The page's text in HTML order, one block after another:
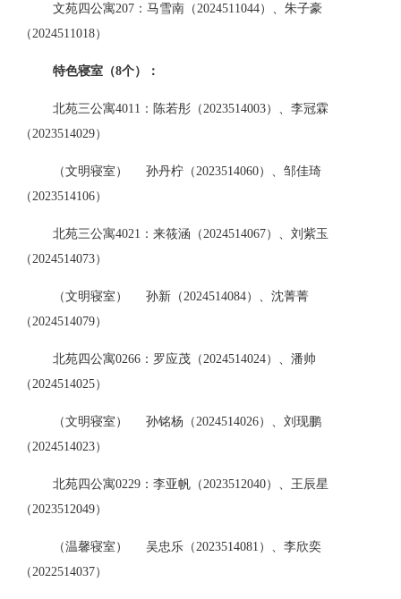
文苑四公寓207：马雪南（2024511044）、朱子豪
（2024511018）
特色寝室（8个）：
北苑三公寓4011：陈若彤（2023514003）、李冠霖
（2023514029）
（文明寝室） 孙丹柠（ 2023514060）、邹佳琦
（2023514106）
北苑三公寓4021：来筱涵（2024514067）、刘紫玉
（2024514073）
（文明寝室） 孙新（ 2024514084）、沈菁菁
（2024514079）
北苑四公寓0266：罗应茂（2024514024）、潘帅
（2024514025）
（文明寝室） 孙铭杨（ 2024514026）、刘现鹏
（2024514023）
北苑四公寓0229：李亚帆（2023512040）、王辰星
（2023512049）
（温馨寝室） 吴忠乐（ 2023514081）、李欣奕
（2022514037）